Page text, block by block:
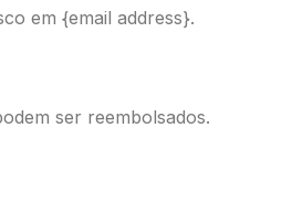
em {email address}.
ser reembolsados.